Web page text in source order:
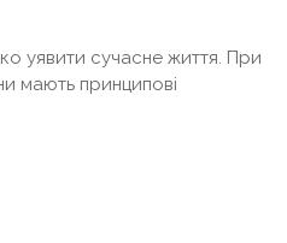
уявити сучасне життя. При
мають принципові